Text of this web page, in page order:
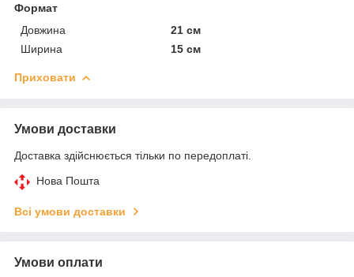
Формат
Довжина
21 см
Ширина
15 см
Приховати
Умови доставки
Доставка здійснюється тільки по передоплаті.
Нова Пошта
Всі умови доставки
Умови оплати